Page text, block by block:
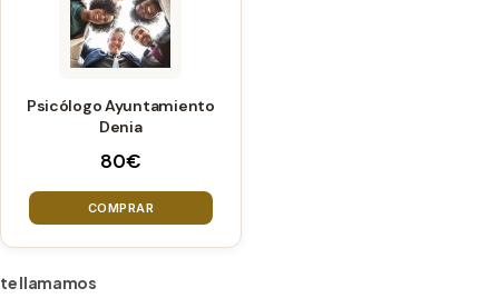
de
producto
80€
Psicólogo Ayuntamiento
Denia
COMPRAR
te llamamos